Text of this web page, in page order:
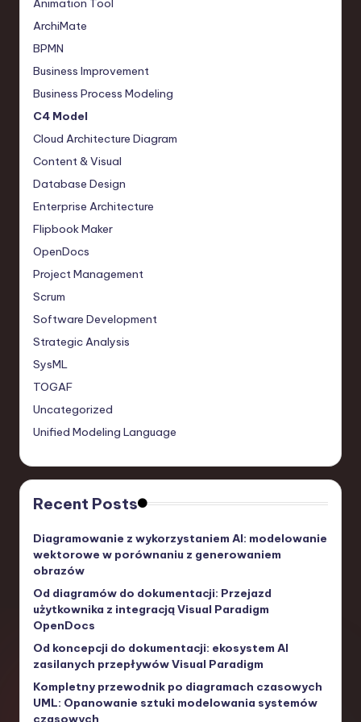
a
n
d
n
n
o
v
a
ti
o
n
ArchiMate
BPMN
Business Improvement
Business Process Modeling
C4 Model
Cloud Architecture Diagram
Content & Visual
Database Design
Enterprise Architecture
Flipbook Maker
OpenDocs
Project Management
Scrum
Software Development
Strategic Analysis
SysML
TOGAF
Uncategorized
Unified Modeling Language
Recent Posts
Diagramowanie z wykorzystaniem AI: modelowanie
wektorowe w porównaniu z generowaniem
obrazów
Od diagramów do dokumentacji: Przejazd
użytkownika z integracją Visual Paradigm
OpenDocs
Od koncepcji do dokumentacji: ekosystem AI
zasilanych przepływów Visual Paradigm
Kompletny przewodnik po diagramach czasowych
UML: Opanowanie sztuki modelowania systemów
czasowych